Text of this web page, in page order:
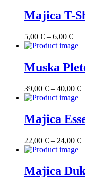
Majica T-
5,00 € – 6,00 €
5,00
do
Muska
39,00 € – 40,00 €
Majica
22,00 € – 24,00 €
Majica